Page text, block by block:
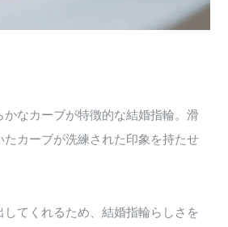
なカーブが特徴的な結婚指輪。滑
たカーブが洗練された印象を持たせ
してくれるため、結婚指輪らしさを